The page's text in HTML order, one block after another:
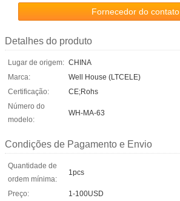
Fornecedor do contato
Detalhes do produto
Lugar de origem: CHINA
Marca:
Well House (LTCELE)
Certificação:
CE;Rohs
Número do
modelo:
WH-MA-63
Condições de Pagamento e Envio
Quantidade de
ordem mínima:
1pcs
Preço:
1-100USD